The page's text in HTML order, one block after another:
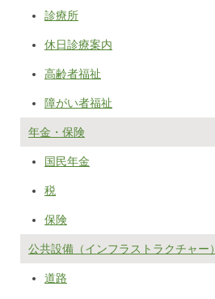
診療所
休日診療案内
高齢者福祉
障がい者福祉
年金・保険
国民年金
税
保険
公共設備（インフラストラクチャー）
道路